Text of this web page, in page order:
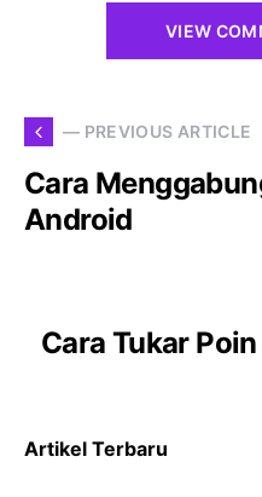
VIEW
— PREVIOUS ARTICLE
Cara
Android
Cara Tukar
Artikel Terbaru